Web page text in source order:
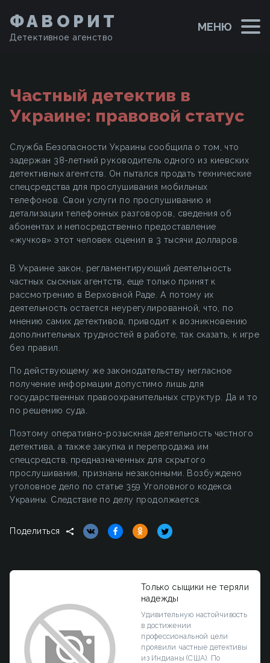
ФАВОРИТ
Детективное агенство
МЕНЮ
Частный детектив в
Украине: правовой статус
Служба Безопасности Украины сообщила о том, что
задержан 38-летний руководитель одного из киевских
детективных агентств. Он пытался продать технические
спецсредства для прослушивания мобильных
телефонов. Свои услуги по прослушиванию и
детализации телефонных разговоров, сведения об
абонентах и непосредственно предоставление
«жучков» этот человек оценил в 3 тысячи долларов.
В Украине закон, регламентирующий деятельность
частных сыскных агентств, еще только принят к
рассмотрению в Верховной Раде. А потому их
деятельность остается неурегулированной, что, по
мнению самих детективов, приводит к возникновению
дополнительных трудностей в работе, так сказать, к игре
без правил.
По действующему же законодательству негласное
получение информации допустимо лишь для
государственных правоохранительных структур. Да и то
по решению суда.
Поэтому оперативно-розыскная деятельность частного
детектива, а также закупка и перепродажа им
спецсредств, предназначенных для скрытого
прослушивания, признаны незаконными. Возбуждено
уголовное дело по статье 359 Уголовного кодекса
Украины. Следствие по делу продолжается.
Поделиться
Только сыщики не теряли
надежды
Удивительную настойчивость
в достижении
профессиональной цели
проявили частные детективы
из Индианы (США). По